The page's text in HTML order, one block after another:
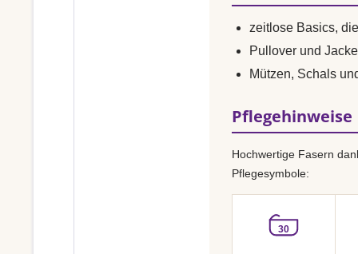
zeitlose Basics,
Pullover und
Mützen, Schals
Pflegehinweise
Hochwertige Fasern
Pflegesymbole:
30